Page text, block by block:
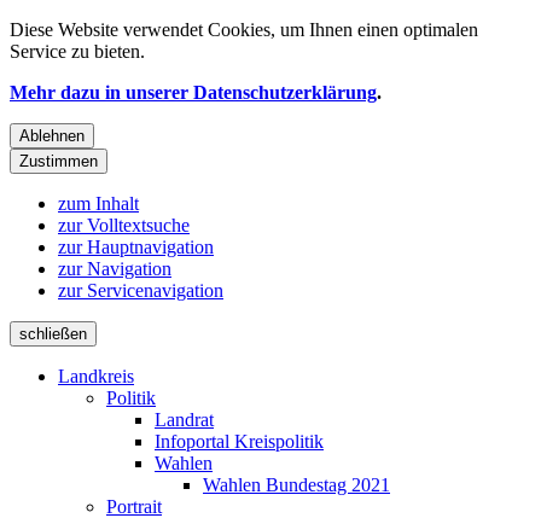
Diese Website verwendet Cookies, um Ihnen einen optimalen
Service zu bieten.
Mehr dazu in unserer Datenschutzerklärung.
Ablehnen
Zustimmen
zum Inhalt
zur Volltextsuche
zur Hauptnavigation
zur Navigation
zur Servicenavigation
schließen
Landkreis
Politik
Landrat
Infoportal Kreispolitik
Wahlen
Wahlen Bundestag 2021
Portrait